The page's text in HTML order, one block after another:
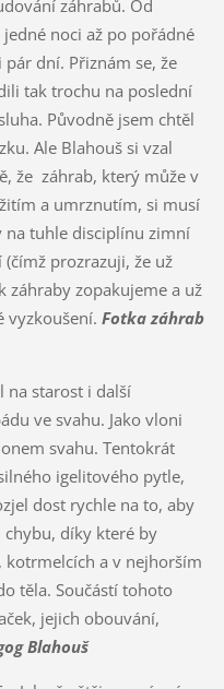
záhrabů. Od
noci až po pořádné
dní. Přiznám se, že
tak trochu na poslední
Původně jsem chtěl
Ale Blahouš si vzal
že záhrab, který může v
a umrznutím, si musí
na tuhle disciplínu zimní
prozrazuji, že už
zopakujeme a už
vyzkoušení. Fotka záhrab
na starost i další
ve svahu. Jako vloni
svahu. Tentokrát
igelitového pytle,
dost rychle na to, aby
díky které by
a v nejhorším
těla. Součástí tohoto
jejich obouvání,
Blahouš